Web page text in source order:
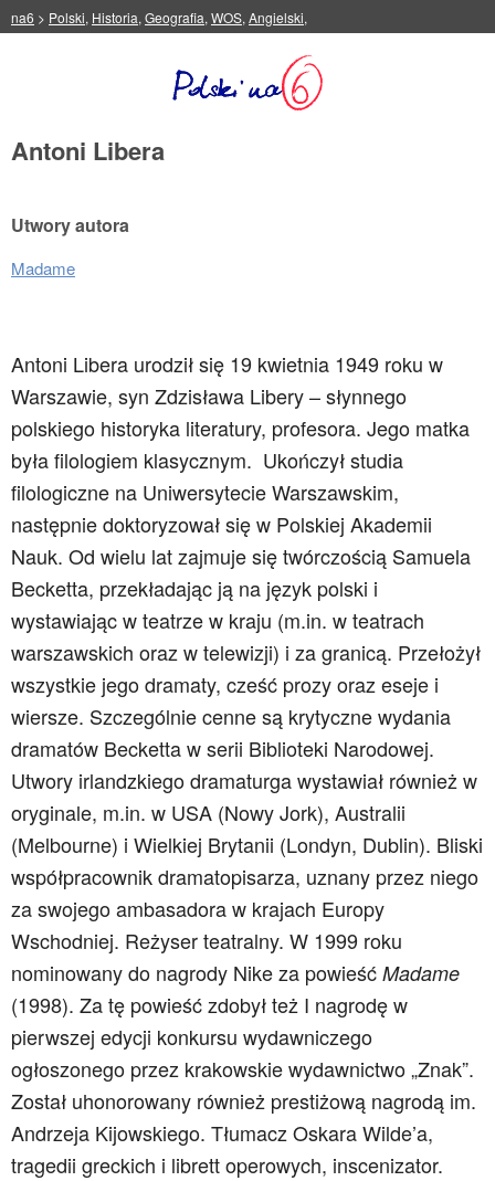
na6 > Polski, Historia, Geografia, WOS, Angielski,
Antoni Libera
Utwory autora
Madame
Antoni Libera urodził się 19 kwietnia 1949 roku w
Warszawie, syn Zdzisława Libery – słynnego
polskiego historyka literatury, profesora. Jego matka
była filologiem klasycznym. Ukończył studia
filologiczne na Uniwersytecie Warszawskim,
następnie doktoryzował się w Polskiej Akademii
Nauk. Od wielu lat zajmuje się twórczością Samuela
Becketta, przekładając ją na język polski i
wystawiając w teatrze w kraju (m.in. w teatrach
warszawskich oraz w telewizji) i za granicą. Przełożył
wszystkie jego dramaty, cześć prozy oraz eseje i
wiersze. Szczególnie cenne są krytyczne wydania
dramatów Becketta w serii Biblioteki Narodowej.
Utwory irlandzkiego dramaturga wystawiał również w
oryginale, m.in. w USA (Nowy Jork), Australii
(Melbourne) i Wielkiej Brytanii (Londyn, Dublin). Bliski
współpracownik dramatopisarza, uznany przez niego
za swojego ambasadora w krajach Europy
Wschodniej. Reżyser teatralny. W 1999 roku
nominowany do nagrody Nike za powieść Madame
(1998). Za tę powieść zdobył też I nagrodę w
pierwszej edycji konkursu wydawniczego
ogłoszonego przez krakowskie wydawnictwo „Znak”.
Został uhonorowany również prestiżową nagrodą im.
Andrzeja Kijowskiego. Tłumacz Oskara Wilde’a,
tragedii greckich i librett operowych, inscenizator.